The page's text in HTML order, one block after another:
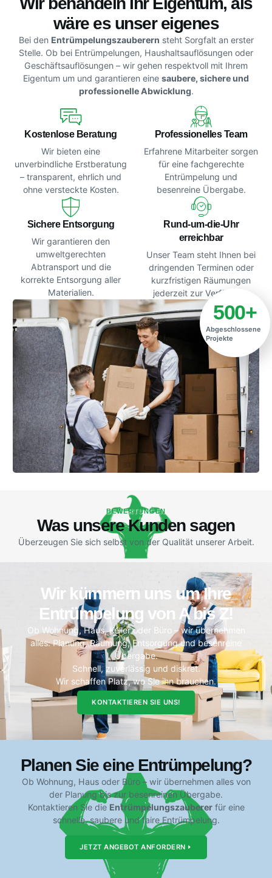
wäre es unser eigenes
Bei den Entrümpelungszauberern steht Sorgfalt an erster
Stelle. Ob bei Entrümpelungen, Haushaltsauflösungen oder
Geschäftsauflösungen – wir gehen respektvoll mit Ihrem
Eigentum um und garantieren eine saubere, sichere und
professionelle Abwicklung.
Kostenlose Beratung
Wir bieten eine
unverbindliche Erstberatung
– transparent, ehrlich und
ohne versteckte Kosten.
Professionelles Team
Erfahrene Mitarbeiter sorgen
für eine fachgerechte
Entrümpelung und
besenreine Übergabe.
Sichere Entsorgung
Wir garantieren den
umweltgerechten
Abtransport und die
korrekte Entsorgung aller
Materialien.
Rund-um-die-Uhr
erreichbar
Unser Team steht Ihnen bei
dringenden Terminen oder
kurzfristigen Räumungen
jederzeit zur Verfügung.
Abgeschlossene
Projekte
500+
BEWERTUNGEN
Was unsere Kunden sagen
Überzeugen Sie sich selbst von der Qualität unserer Arbeit.
Wir kümmern uns um Ihre
Entrümpelung von A bis Z!
Ob Wohnung, Haus, Keller oder Büro – wir übernehmen
alles: Planung, Räumung, Entsorgung und besenreine
Übergabe.
Schnell, zuverlässig und diskret.
Wir schaffen Platz, wo Sie ihn brauchen.
KONTAKTIEREN SIE UNS!
Planen Sie eine Entrümpelung?
Ob Wohnung, Haus oder Büro – wir übernehmen alles von
der Planung bis zur besenreinen Übergabe.
Kontaktieren Sie die Entrümpelungszaubererfür eine
schnelle, saubere und faire Entrümpelung.
JETZT ANGEBOT ANFORDERN